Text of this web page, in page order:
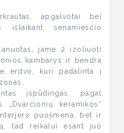
apgalvotai bei
išlaikant senamiesčio
jame 2 izoliuoti
kambarys ir bendra
erdvė, kuri padalinta į
įspūdingas, pagal
„Dvarčionių keramikos“
puošmena, bet ir
tad reikalui esant juo